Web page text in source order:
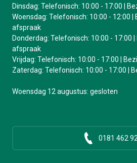
Dinsdag: Telefonisch: 10:00 - 17:00 |
Woensdag: Telefonisch: 10:00 - 12:00 |
afspraak
Donderdag: Telefonisch: 10:00 - 17:00
afspraak
Vrijdag: Telefonisch: 10:00 - 17:00 |
Zaterdag: Telefonisch: 10:00 - 17:00 |
Woensdag 12 augustus: gesloten
0181 462